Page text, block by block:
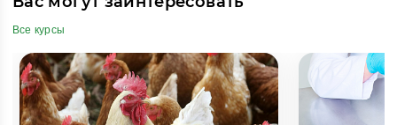
Все курсы